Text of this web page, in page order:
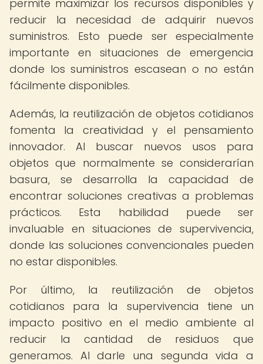
permite maximizar los recursos disponibles y
reducir la necesidad de adquirir nuevos
suministros. Esto puede ser especialmente
importante en situaciones de emergencia
donde los suministros escasean o no están
fácilmente disponibles.
Además, la reutilización de objetos cotidianos
fomenta la creatividad y el pensamiento
innovador. Al buscar nuevos usos para
objetos que normalmente se considerarían
basura, se desarrolla la capacidad de
encontrar soluciones creativas a problemas
prácticos. Esta habilidad puede ser
invaluable en situaciones de supervivencia,
donde las soluciones convencionales pueden
no estar disponibles.
Por último, la reutilización de objetos
cotidianos para la supervivencia tiene un
impacto positivo en el medio ambiente al
reducir la cantidad de residuos que
generamos. Al darle una segunda vida a